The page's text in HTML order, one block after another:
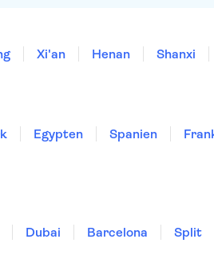
Xi'an Henan Shanxi
Egypten Spanien
Dubai Barcelona Split